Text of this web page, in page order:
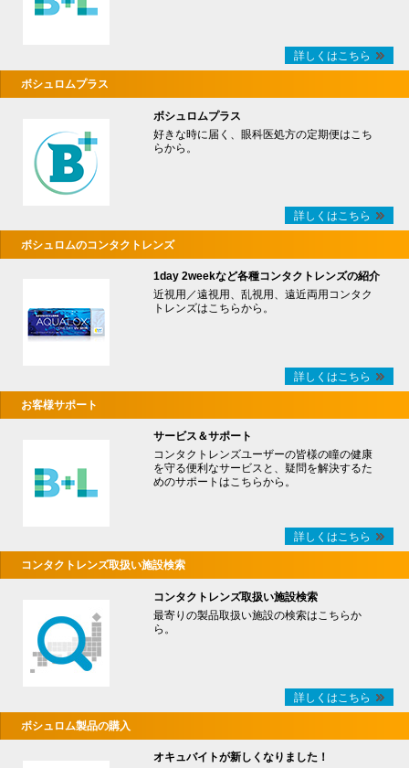
詳しくはこちら
ボシュロムプラス
ボシュロムプラス
好きな時に届く、眼科医処方の定期便はこち
らから。
詳しくはこちら
ボシュロムのコンタクトレンズ
1day 2weekなど各種コンタクトレンズの紹介
近視用／遠視用、乱視用、遠近両用コンタク
トレンズはこちらから。
詳しくはこちら
お客様サポート
サービス＆サポート
コンタクトレンズユーザーの皆様の瞳の健康
を守る便利なサービスと、疑問を解決するた
めのサポートはこちらから。
詳しくはこちら
コンタクトレンズ取扱い施設検索
コンタクトレンズ取扱い施設検索
最寄りの製品取扱い施設の検索はこちらか
ら。
詳しくはこちら
ボシュロム製品の購入
オキュバイトが新しくなりました！